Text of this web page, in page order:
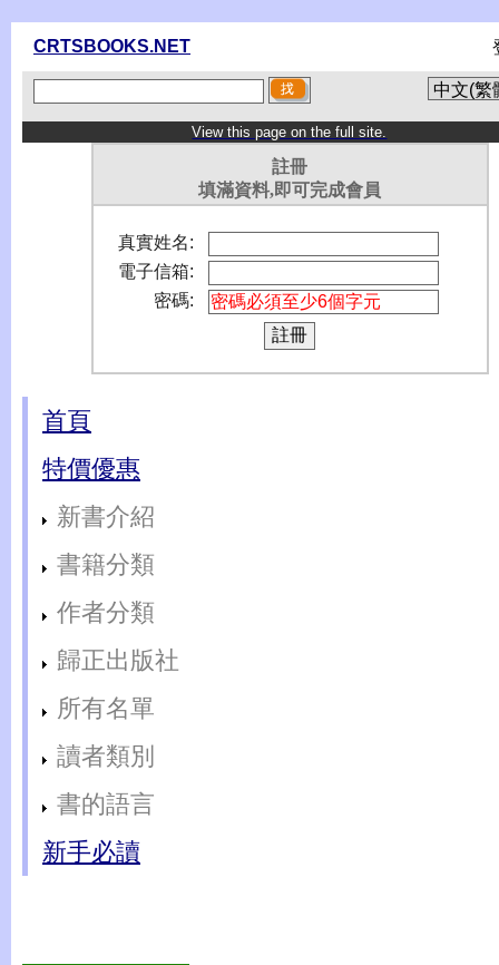
CRTSBOOKS.NET
View this page on the full site.
註冊
填滿資料,即可完成會員
真實姓名:
電子信箱:
密碼:
首頁
特價優惠
新書介紹
書籍分類
作者分類
歸正出版社
所有名單
讀者類別
書的語言
新手必讀